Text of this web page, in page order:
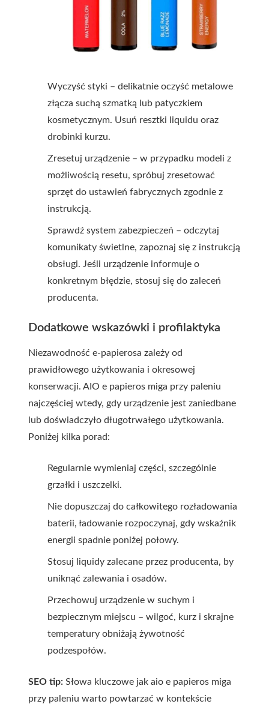
Wyczyść styki – delikatnie oczyść metalowe
złącza suchą szmatką lub patyczkiem
kosmetycznym. Usuń resztki liquidu oraz
drobinki kurzu.
Zresetuj urządzenie – w przypadku modeli z
możliwością resetu, spróbuj zresetować
sprzęt do ustawień fabrycznych zgodnie z
instrukcją.
Sprawdź system zabezpieczeń – odczytaj
komunikaty świetlne, zapoznaj się z instrukcją
obsługi. Jeśli urządzenie informuje o
konkretnym błędzie, stosuj się do zaleceń
producenta.
Dodatkowe wskazówki i profilaktyka
Niezawodność e-papierosa zależy od
prawidłowego użytkowania i okresowej
konserwacji. AIO e papieros miga przy paleniu
najczęściej wtedy, gdy urządzenie jest zaniedbane
lub doświadczyło długotrwałego użytkowania.
Poniżej kilka porad:
Regularnie wymieniaj części, szczególnie
grzałki i uszczelki.
Nie dopuszczaj do całkowitego rozładowania
baterii, ładowanie rozpoczynaj, gdy wskaźnik
energii spadnie poniżej połowy.
Stosuj liquidy zalecane przez producenta, by
uniknąć zalewania i osadów.
Przechowuj urządzenie w suchym i
bezpiecznym miejscu – wilgoć, kurz i skrajne
temperatury obniżają żywotność
podzespołów.
SEO tip: Słowa kluczowe jak aio e papieros miga
przy paleniu warto powtarzać w kontekście